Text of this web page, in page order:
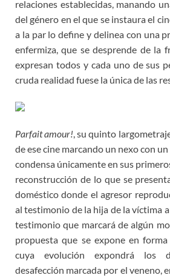
relaciones establecidas, manando
del género en el que se instaura el
a la par lo define y delinea con una
enfermiza, que se desprende de la
expresan todos y cada uno de sus
cruda realidad fuese la única de las
Parfait amour!, su quinto
de ese cine marcando un nexo con
condensa únicamente en sus
reconstrucción de lo que se
doméstico donde el agresor
al testimonio de la hija de la víctima
testimonio que marcará de algún
propuesta que se expone en
cuya evolución expondrá los
desafección marcada por el veneno,